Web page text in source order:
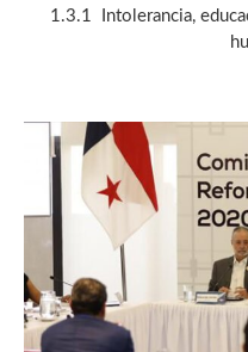
1.3.1 Intolerancia,